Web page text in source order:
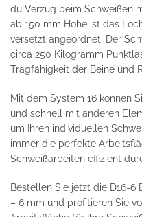
du Verzug beim Schweißen
ab 150 mm Höhe ist das
versetzt angeordnet. Der
circa 250 Kilogramm
Tragfähigkeit der Beine und
Mit dem System 16 können
und schnell mit anderen
um Ihren individuellen
immer die perfekte
Schweißarbeiten effizient
Bestellen Sie jetzt die D16-
– 6 mm und profitieren Sie